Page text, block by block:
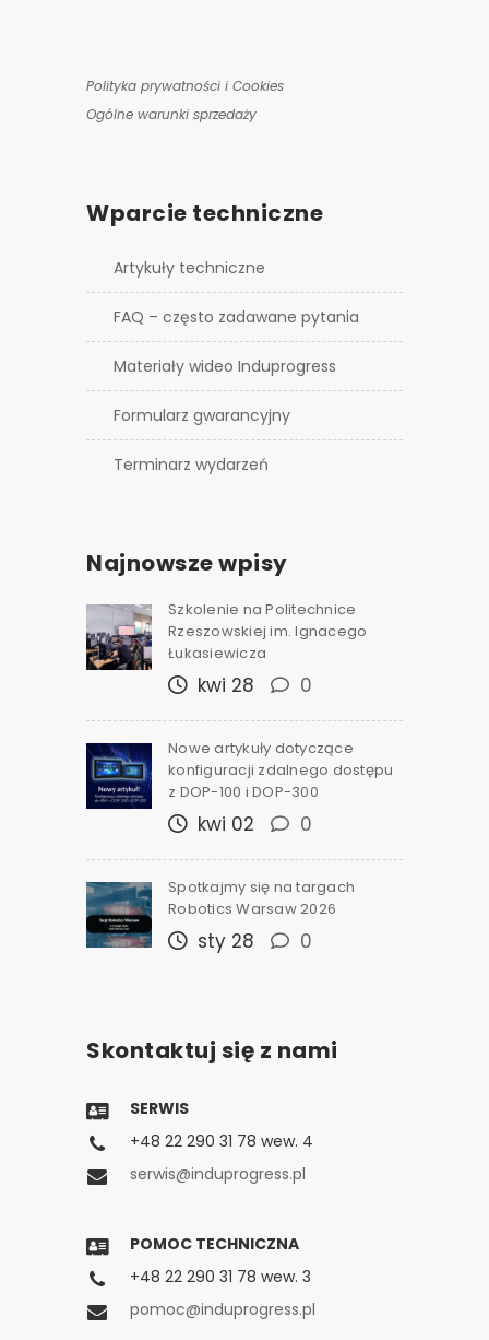
Polityka prywatności i Cookies
Ogólne warunki sprzedaży
Wparcie techniczne
Artykuły techniczne
FAQ – często zadawane pytania
Materiały wideo Induprogress
Formularz gwarancyjny
Terminarz wydarzeń
Najnowsze wpisy
Szkolenie na Politechnice
Rzeszowskiej im. Ignacego
Łukasiewicza
kwi 28 0
Nowe artykuły dotyczące
konfiguracji zdalnego dostępu
z DOP-100 i DOP-300
kwi 02 0
Spotkajmy się na targach
Robotics Warsaw 2026
sty 28 0
Skontaktuj się z nami
SERWIS
+48 22 290 31 78 wew. 4
serwis@induprogress.pl
POMOC TECHNICZNA
+48 22 290 31 78 wew. 3
pomoc@induprogress.pl